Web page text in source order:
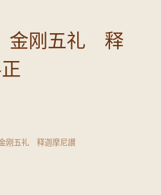
金刚五礼 释
刚五礼 释迦摩尼讃